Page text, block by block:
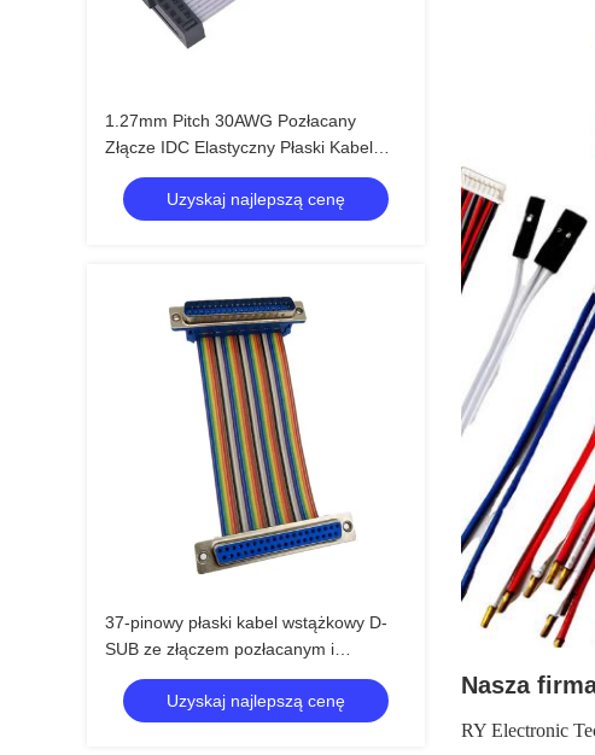
1.27mm Pitch 30AWG Pozłacany
Złącze IDC Elastyczny Płaski Kabel
Taśmowy do Elektroniki
Uzyskaj najlepszą cenę
37-pinowy płaski kabel wstążkowy D-
SUB ze złączem pozłacanym i
konfigurowalną długością, zespół
kablowy ze złączem DB37 PIN
Uzyskaj najlepszą cenę
Nasza
RY Electronic